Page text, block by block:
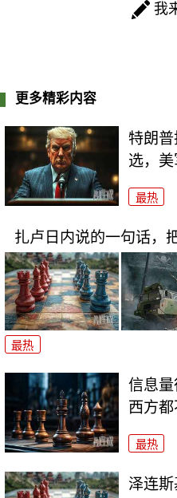
我
更多精彩内容
特朗
选，
最热
扎卢日内说的一句话，
最热
信息
西方
最热
泽连